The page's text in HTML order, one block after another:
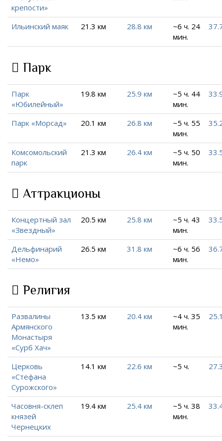
крепости»
Ильинский маяк 21.3 км 28.8 км
~6 ч. 24
мин.
Парк
Парк
«Юбилейный»
19.8 км 25.9 км
~5 ч. 44
мин.
Парк «Морсад» 20.1 км 26.8 км
~5 ч. 55
мин.
Комсомольский
парк
21.3 км 26.4 км
~5 ч. 50
мин.
Аттракционы
Концертный зал
«Звездный»
20.5 км 25.8 км
~5 ч. 43
мин.
Дельфинарий
«Немо»
26.5 км 31.8 км
~6 ч. 56
мин.
Религия
Развалины
Армянского
Монастыря
«Сурб Хач»
13.5 км 20.4 км
~4 ч. 35
мин.
Церковь
«Стефана
Сурожского»
14.1 км 22.6 км ~5 ч.
Часовня-склеп
князей
Чернецких
19.4 км 25.4 км
~5 ч. 38
мин.